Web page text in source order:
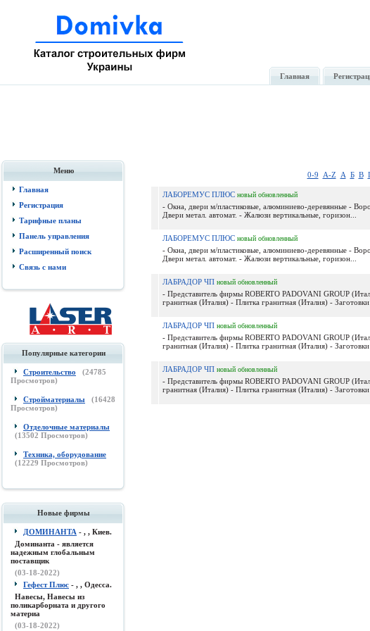
Главная
Меню
Главная
Регистрация
Тарифные планы
Панель управления
Расширенный поиск
Связь с нами
Популярные категории
Строительство (24785
Просмотров)
Стройматериалы (16428
Просмотров)
Отделочные материалы
(13502 Просмотров)
Техника, оборудование
(12229 Просмотров)
Новые фирмы
ДОМИНАНТА - , , Киев.
Доминанта - является
надежным глобальным
поставщик
(03-18-2022)
Гефест Плюс - , , Одесса.
Навесы, Навесы из
поликарборната и другого
материа
(03-18-2022)
0-9 A-Z А Б В
ЛАБОРЕМУС ПЛЮС новый обновленный
- Окна, двери м/пластиковые, алюминиево-деревянные -
Двери метал. автомат. - Жалюзи вертикальные, горизон...
ЛАБОРЕМУС ПЛЮС новый обновленный
- Окна, двери м/пластиковые, алюминиево-деревянные -
Двери метал. автомат. - Жалюзи вертикальные, горизон...
ЛАБРАДОР ЧП новый обновленный
- Представитель фирмы ROBERTO PADOVANI GROUP
гранитная (Италия) - Плитка гранитная (Италия) - Заготовки
ЛАБРАДОР ЧП новый обновленный
- Представитель фирмы ROBERTO PADOVANI GROUP
гранитная (Италия) - Плитка гранитная (Италия) - Заготовки
ЛАБРАДОР ЧП новый обновленный
- Представитель фирмы ROBERTO PADOVANI GROUP
гранитная (Италия) - Плитка гранитная (Италия) - Заготовки